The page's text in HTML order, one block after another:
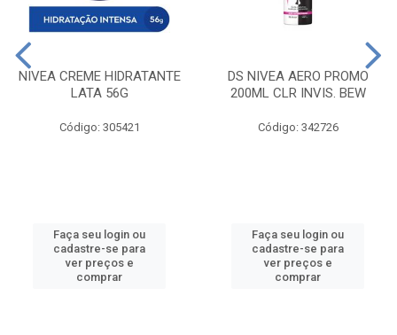
NIVEA CREME HIDRATANTE
LATA 56G
Código: 305421
Faça seu login ou
cadastre-se para
ver preços e
comprar
DS NIVEA AERO PROMO
200ML CLR INVIS. BEW
Código: 342726
Faça seu login ou
cadastre-se para
ver preços e
comprar